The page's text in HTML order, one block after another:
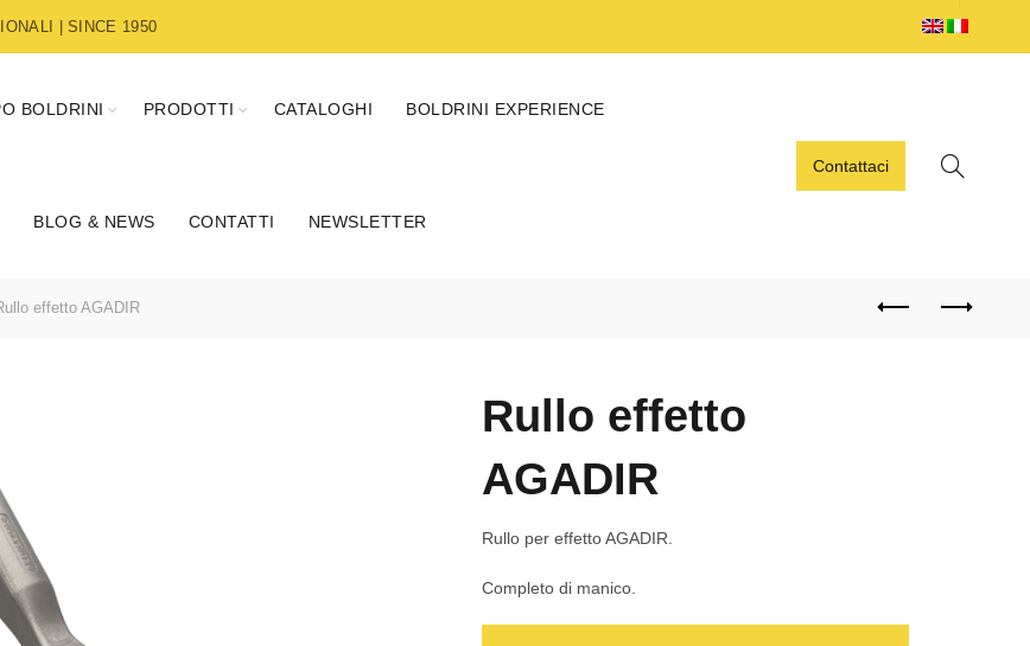
| SINCE 1950
BOLDRINI PRODOTTI CATALOGHI BOLDRINI EXPERIENCE
BLOG & NEWS CONTATTI NEWSLETTER
Contattaci
effetto AGADIR
Rullo effetto
AGADIR
Rullo per effetto AGADIR.
Completo di manico.